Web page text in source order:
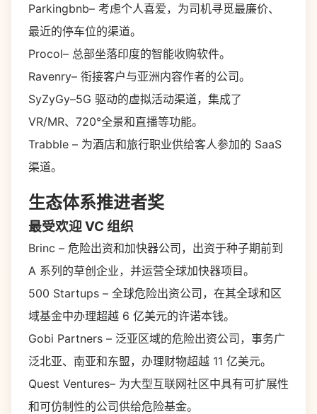
Parkingbnb– 考虑个人喜爱，为司机寻觅最廉价、
最近的停车位的渠道。
Procol– 总部坐落印度的智能收购软件。
Ravenry– 衔接客户与亚洲内容作者的公司。
SyZyGy–5G 驱动的虚拟活动渠道，集成了
VR/MR、720°全景和直播等功能。
Trabble – 为酒店和旅行职业供给客人参加的 SaaS
渠道。
生态体系推进者奖
最受欢迎 VC 组织
Brinc – 危险出资和加快器公司，出资于种子期前到
A 系列的草创企业，并运营全球加快器项目。
500 Startups – 全球危险出资公司，在其全球和区
域基金中办理超越 6 亿美元的许诺本钱。
Gobi Partners – 泛亚区域的危险出资公司，事务广
泛北亚、南亚和东盟，办理财物超越 11 亿美元。
Quest Ventures– 为大型互联网社区中具有可扩展性
和可仿制性的公司供给危险基金。